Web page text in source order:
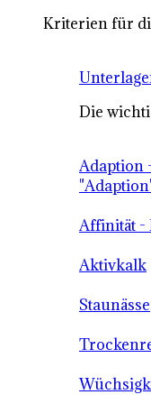
Kriterien für
Die
Adaption
Affinität -
Aktivkalk
Staunässe